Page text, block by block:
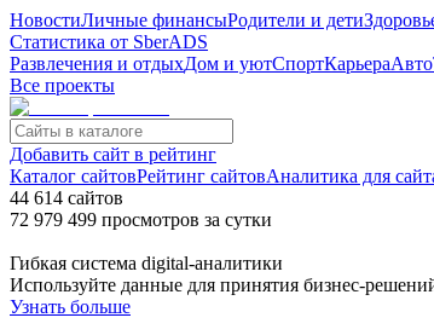
НовостиЛичные финансыРодители и дети
Статистика от SberADS
Развлечения и отдыхДом и уютСпортКарьераАвто
Все проекты
Добавить сайт в рейтинг
Каталог сайтовРейтинг сайтовАналитика для
44 614 сайтов
72 979 499 просмотров за сутки
Гибкая система digital-аналитики
Используйте данные для принятия бизнес-
Узнать больше